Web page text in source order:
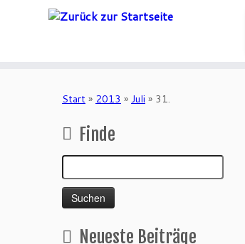
Start » 2013 » Juli » 31.
Finde
Suchen
nach:
Neueste Beiträge